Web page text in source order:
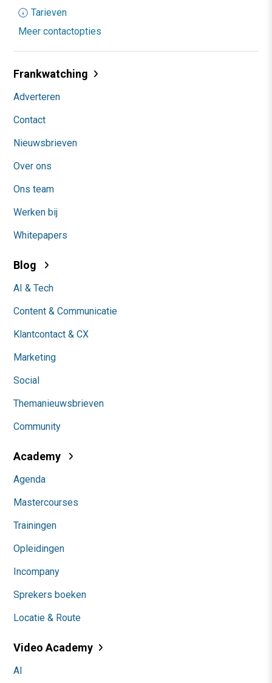
Tarieven
Meer contactopties
Frankwatching
Adverteren
Contact
Nieuwsbrieven
Over ons
Ons team
Werken bij
Whitepapers
Blog
AI & Tech
Content & Communicatie
Klantcontact & CX
Marketing
Social
Themanieuwsbrieven
Community
Academy
Agenda
Mastercourses
Trainingen
Opleidingen
Incompany
Sprekers boeken
Locatie & Route
Video Academy
AI